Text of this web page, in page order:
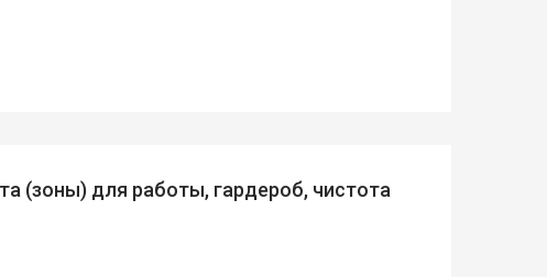
(зоны) для работы, гардероб, чистота